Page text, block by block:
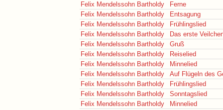
Felix Mendelssohn Bartholdy
Ferne
Felix Mendelssohn Bartholdy
Entsagung
Felix Mendelssohn Bartholdy
Frühlingslied
Felix Mendelssohn Bartholdy
Das erste
Felix Mendelssohn Bartholdy
Gruß
Felix Mendelssohn Bartholdy
Reiselied
Felix Mendelssohn Bartholdy
Minnelied
Felix Mendelssohn Bartholdy
Auf Flügeln des
Felix Mendelssohn Bartholdy
Frühlingslied
Felix Mendelssohn Bartholdy
Sonntagslied
Felix Mendelssohn Bartholdy
Minnelied